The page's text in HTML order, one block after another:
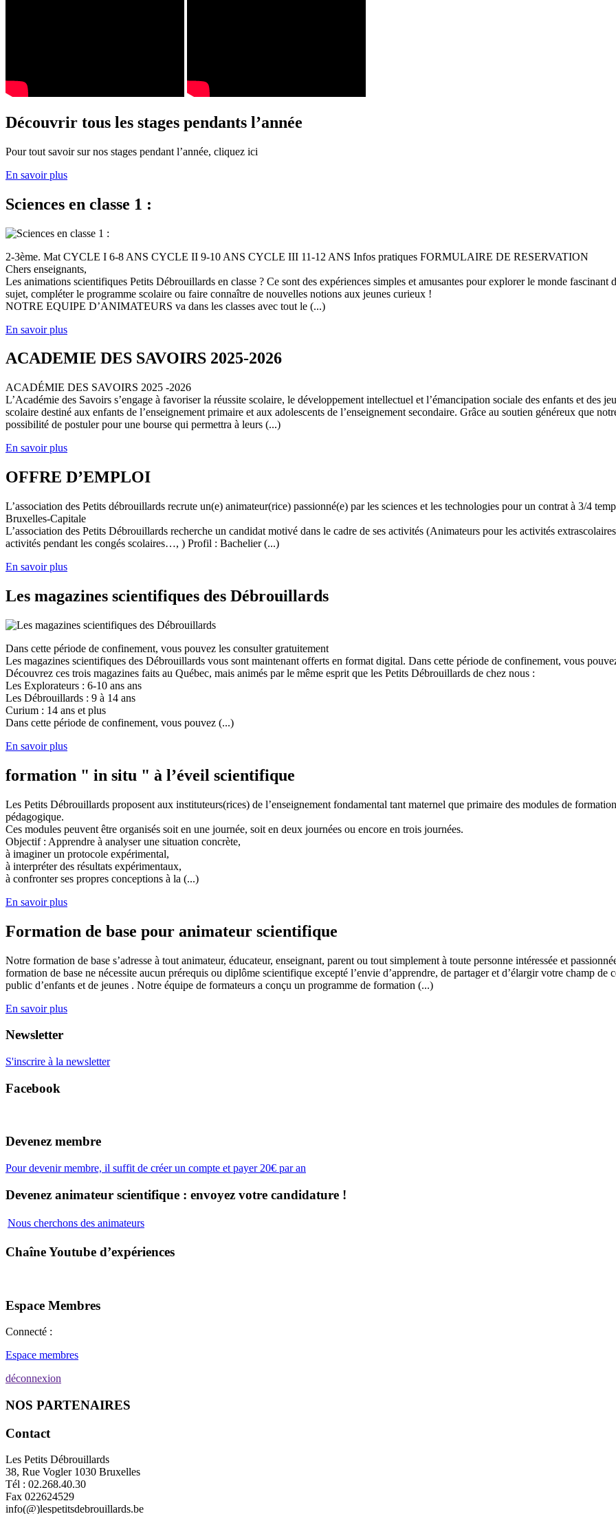
Découvrir tous les stages pendants l’année
Pour tout savoir sur nos stages pendant l’année, cliquez ici
En savoir plus
Sciences en classe 1 :
2-3ème. Mat CYCLE I 6-8 ANS CYCLE II 9-10 ANS CYCLE III 11-12 ANS Infos pratiques FORMULAIRE DE RESERVATION
Chers enseignants,
Les animations scientifiques Petits Débrouillards en classe ? Ce sont des expériences simples et amusantes pour explorer le monde
sujet, compléter le programme scolaire ou faire connaître de nouvelles notions aux jeunes curieux !
NOTRE EQUIPE D’ANIMATEURS va dans les classes avec tout le (...)
En savoir plus
ACADEMIE DES SAVOIRS 2025-2026
ACADÉMIE DES SAVOIRS 2025 -2026
L’Académie des Savoirs s’engage à favoriser la réussite scolaire, le développement intellectuel et l’émancipation sociale des enfants et des
scolaire destiné aux enfants de l’enseignement primaire et aux adolescents de l’enseignement secondaire. Grâce au soutien généreux que
possibilité de postuler pour une bourse qui permettra à leurs (...)
En savoir plus
OFFRE D’EMPLOI
L’association des Petits débrouillards recrute un(e) animateur(rice) passionné(e) par les sciences et les technologies pour un contrat à 3/4
Bruxelles-Capitale
L’association des Petits Débrouillards recherche un candidat motivé dans le cadre de ses activités (Animateurs pour les activités
activités pendant les congés scolaires…, ) Profil : Bachelier (...)
En savoir plus
Les magazines scientifiques des Débrouillards
Dans cette période de confinement, vous pouvez les consulter gratuitement
Les magazines scientifiques des Débrouillards vous sont maintenant offerts en format digital. Dans cette période de confinement, vous
Découvrez ces trois magazines faits au Québec, mais animés par le même esprit que les Petits Débrouillards de chez nous :
Les Explorateurs : 6-10 ans ans
Les Débrouillards : 9 à 14 ans
Curium : 14 ans et plus
Dans cette période de confinement, vous pouvez (...)
En savoir plus
formation " in situ " à l’éveil scientifique
Les Petits Débrouillards proposent aux instituteurs(rices) de l’enseignement fondamental tant maternel que primaire des modules de
pédagogique.
Ces modules peuvent être organisés soit en une journée, soit en deux journées ou encore en trois journées.
Objectif : Apprendre à analyser une situation concrète,
à imaginer un protocole expérimental,
à interpréter des résultats expérimentaux,
à confronter ses propres conceptions à la (...)
En savoir plus
Formation de base pour animateur scientifique
Notre formation de base s’adresse à tout animateur, éducateur, enseignant, parent ou tout simplement à toute personne intéressée et
formation de base ne nécessite aucun prérequis ou diplôme scientifique excepté l’envie d’apprendre, de partager et d’élargir votre champ de
public d’enfants et de jeunes . Notre équipe de formateurs a conçu un programme de formation (...)
En savoir plus
Newsletter
S'inscrire à la newsletter
Facebook
Devenez membre
Pour devenir membre, il suffit de créer un compte et payer 20€ par an
Devenez animateur scientifique : envoyez votre candidature !
Nous cherchons des animateurs
Chaîne Youtube d’expériences
Espace Membres
Connecté :
Espace membres
déconnexion
NOS PARTENAIRES
Contact
Les Petits Débrouillards
38, Rue Vogler 1030 Bruxelles
Tél : 02.268.40.30
Fax 022624529
info(@)lespetitsdebrouillards.be